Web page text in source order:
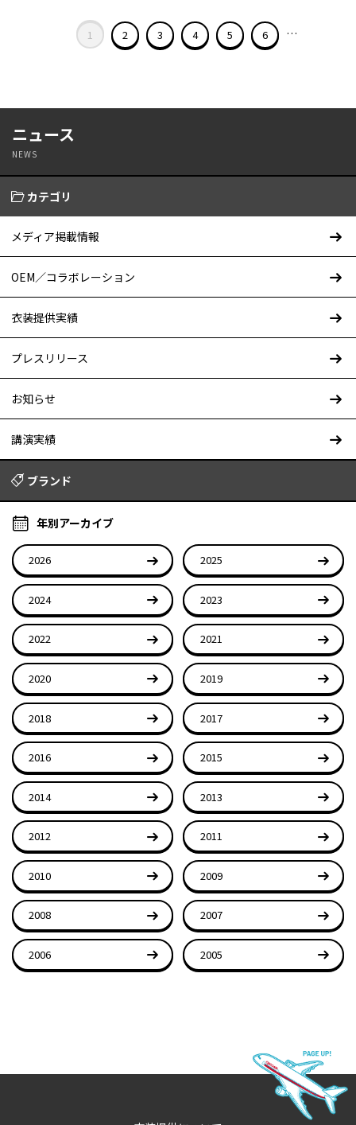
1 2 3 4 5 6 …
ニュース
NEWS
カテゴリ
メディア掲載情報
OEM／コラボレーション
衣装提供実績
プレスリリース
お知らせ
講演実績
ブランド
年別アーカイブ
2026 2025
2024 2023
2022 2021
2020 2019
2018 2017
2016 2015
2014 2013
2012 2011
2010 2009
2008 2007
2006 2005